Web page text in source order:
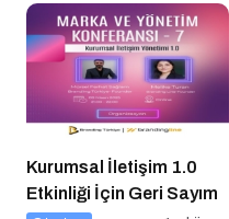
Kurumsal İletişim 1.0
Etkinliği İçin Geri Sayım